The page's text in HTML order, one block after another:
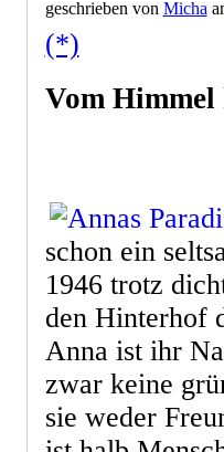
geschrieben von Micha
(*)
Vom Himmel
schon ein
1946 trotz
den Hinterhof
Anna ist ihr
zwar keine
sie weder